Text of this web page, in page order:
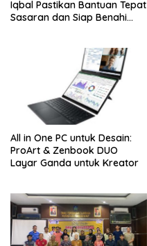
Iqbal Pastikan Bantuan Tepat
Sasaran dan Siap Benahi
All in One PC untuk Desain:
ProArt & Zenbook DUO
Layar Ganda untuk Kreator